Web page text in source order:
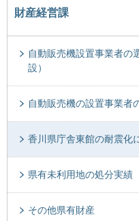
財産経営課
自動販売機設置事業者の
設）
自動販売機の設置事業者
香川県庁舎東館の耐震化
県有未利用地の処分実績
その他県有財産